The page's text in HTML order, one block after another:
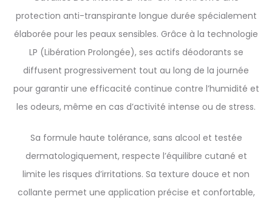
protection anti-transpirante longue durée spécialement
élaborée pour les peaux sensibles. Grâce à la technologie
LP (Libération Prolongée), ses actifs déodorants se
diffusent progressivement tout au long de la journée
pour garantir une efficacité continue contre l’humidité et
les odeurs, même en cas d’activité intense ou de stress.
Sa formule haute tolérance, sans alcool et testée
dermatologiquement, respecte l’équilibre cutané et
limite les risques d’irritations. Sa texture douce et non
collante permet une application précise et confortable,